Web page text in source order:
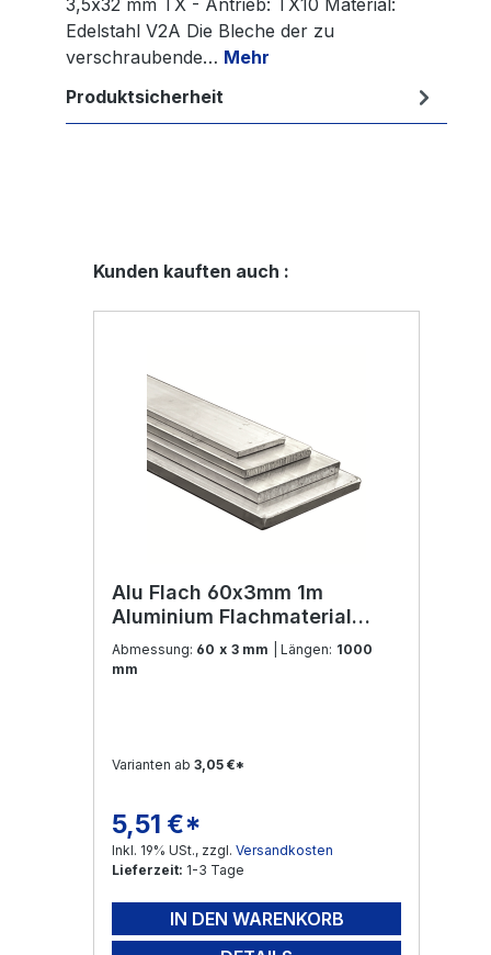
3,5x32 mm TX - Antrieb: TX10 Material:
Edelstahl V2A Die Bleche der zu
verschraubende… Mehr
Produktsicherheit
Produktgalerie überspringen
Kunden kauften auch :
Alu Flach 60x3mm 1m
Aluminium Flachmaterial
Flachstahl Flachmaterial
Aluprofil Flacheisen
Abmessung: 60 x 3 mm | Längen: 1000
mm
Varianten ab 3,05 €*
Regulärer Preis:
5,51 €*
Inkl. 19% USt., zzgl. Versandkosten
Lieferzeit: 1-3 Tage
IN DEN WARENKORB